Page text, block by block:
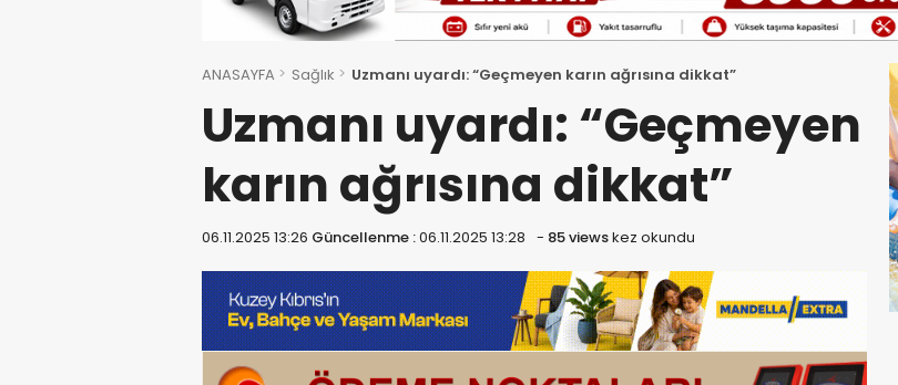
ANASAYFA Sağlık Uzmanı uyardı: “Geçmeyen karın ağrısına dikkat”
Uzmanı uyardı: “Geçmeyen
karın ağrısına dikkat”
06.11.2025 13:26 Güncellenme :06.11.2025 13:28 - 85 viewskez okundu